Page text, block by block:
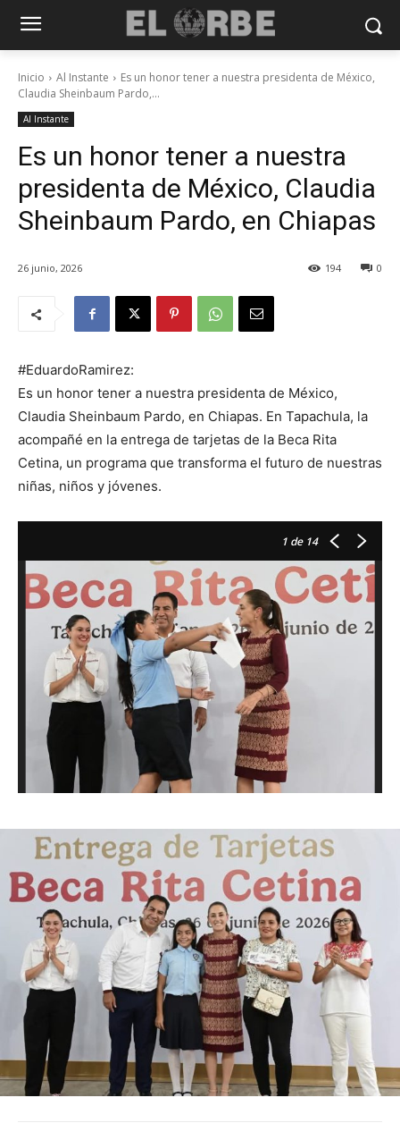
Inicio Al Instante
Es un honor tener a nuestra presidenta de México,
Claudia Sheinbaum Pardo,...
Al Instante
Es un honor tener a nuestra
presidenta de México, Claudia
Sheinbaum Pardo, en Chiapas
26 junio, 2026 0
194
#EduardoRamirez:
Es un honor tener a nuestra presidenta de México,
Claudia Sheinbaum Pardo, en Chiapas. En Tapachula, la
acompañé en la entrega de tarjetas de la Beca Rita
Cetina, un programa que transforma el futuro de nuestras
niñas, niños y jóvenes.
1 de 14